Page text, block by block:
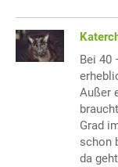
Bei 40
Außer
Grad
schon
da